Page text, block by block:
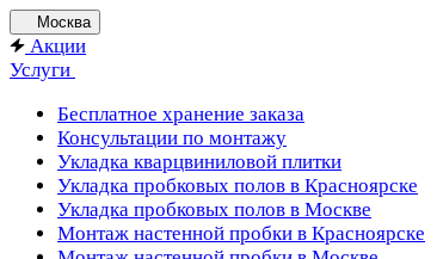
Москва
Акции
Услуги
Бесплатное хранение заказа
Консультации по монтажу
Укладка кварцвиниловой плитки
Укладка пробковых полов в Красноярске
Укладка пробковых полов в Москве
Монтаж настенной пробки в Красноярске